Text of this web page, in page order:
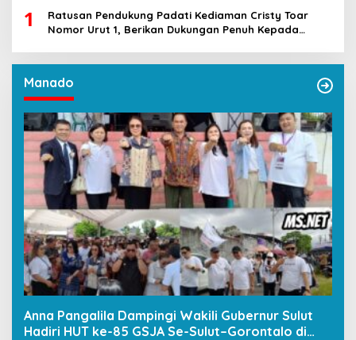
1
Ratusan Pendukung Padati Kediaman Cristy Toar
Nomor Urut 1, Berikan Dukungan Penuh Kepada
Manado
Anna Pangalila Dampingi Wakili Gubernur Sulut
Hadiri HUT ke-85 GSJA Se-Sulut–Gorontalo di